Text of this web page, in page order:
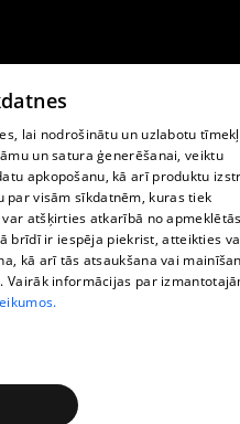
-
lai nodrošinātu un uzlabotu
un satura ģenerēšanai, veiktu
apkopošanu, kā arī produktu
par visām sīkdatnēm, kuras tiek
atšķirties atkarībā no
brīdī ir iespēja piekrist, atteikties
kā arī tās atsaukšana vai
Vairāk informācijas par